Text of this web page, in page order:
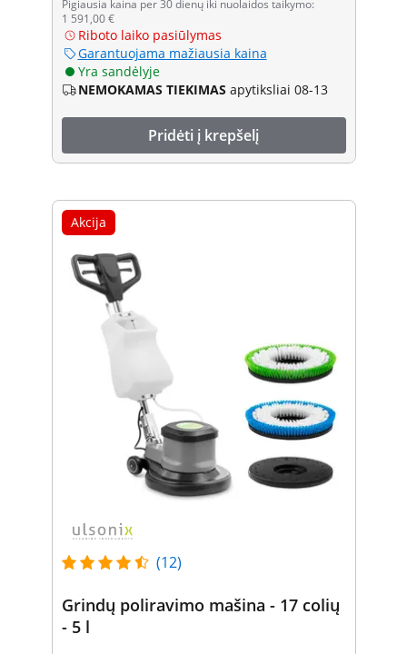
Pigiausia kaina per 30 dienų iki nuolaidos taikymo:
1 591,00 €
Riboto laiko pasiūlymas
Garantuojama mažiausia kaina
Yra sandėlyje
NEMOKAMAS TIEKIMAS apytiksliai 08-13
Pridėti į krepšelį
Akcija
(12)
Grindų poliravimo mašina - 17 colių
- 5 l